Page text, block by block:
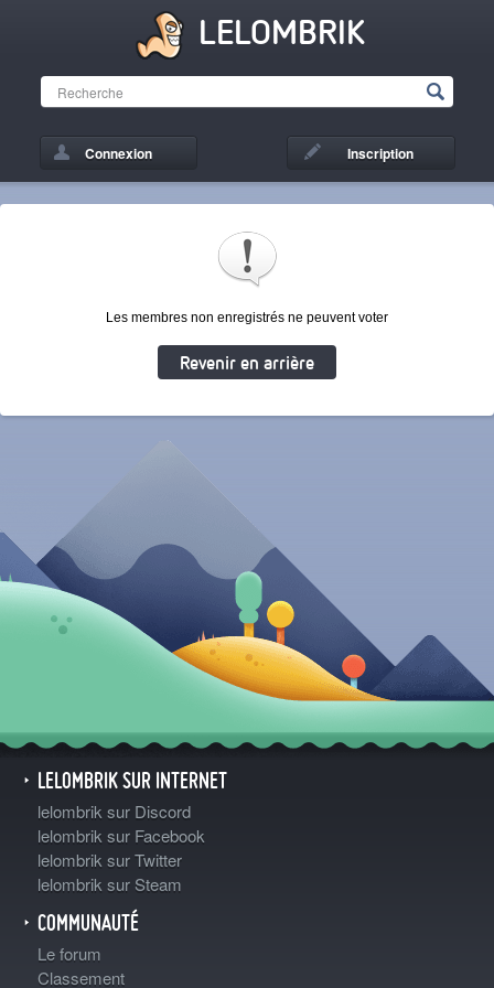
LELOMBRIK
Connexion Inscription
Les membres non enregistrés ne peuvent voter
Revenir en arrière
LELOMBRIK SUR INTERNET
lelombrik sur Discord
lelombrik sur Facebook
lelombrik sur Twitter
lelombrik sur Steam
COMMUNAUTÉ
Le forum
Classement